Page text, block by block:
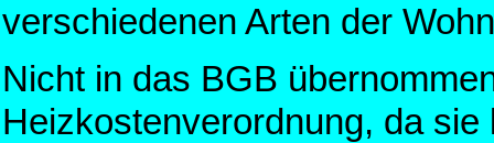
verschiedenen Arten der
Nicht in das BGB
Heizkostenverordnung, da